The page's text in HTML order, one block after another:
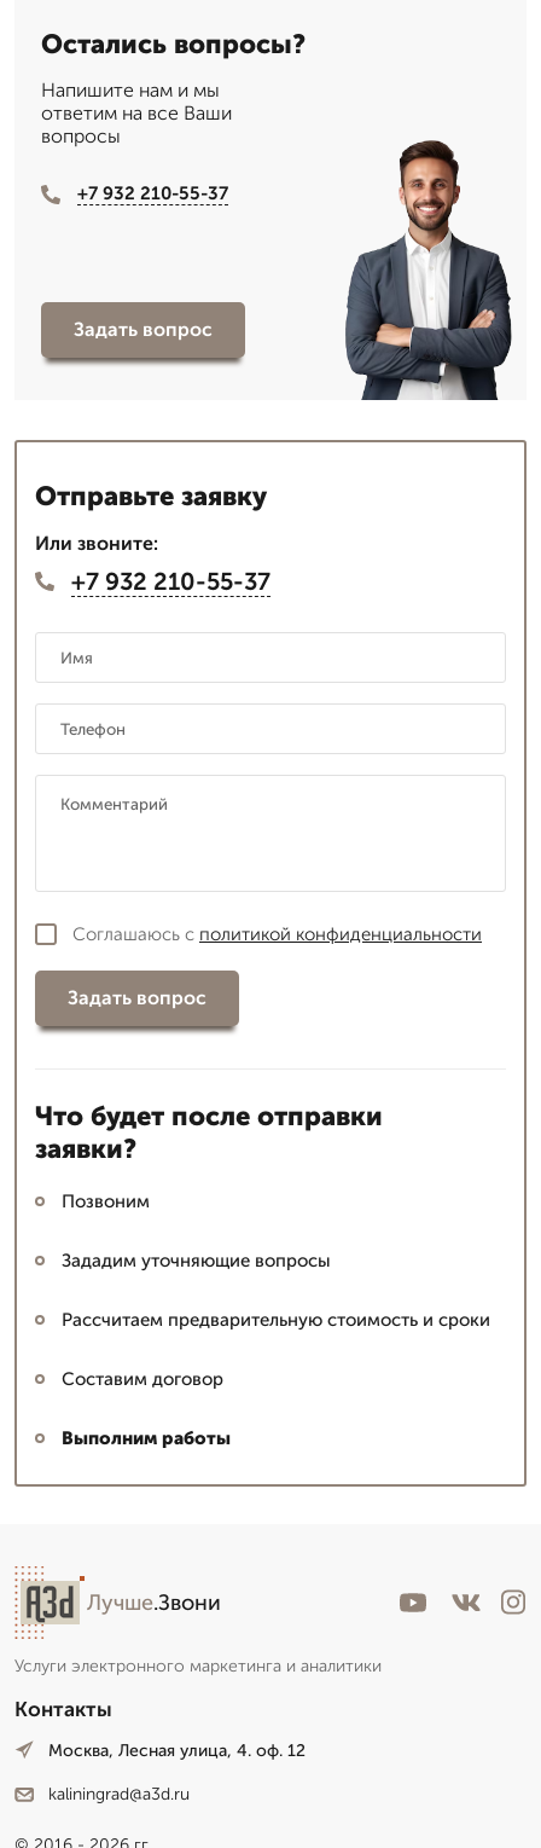
Остались вопросы?
Напишите нам и мы
ответим на все Ваши
вопросы
+7 932 210-55-37
Задать вопрос
Отправьте заявку
Или звоните:
+7 932 210-55-37
Соглашаюсь с политикой конфиденциальности
Задать вопрос
Что будет после отправки
заявки?
Позвоним
Зададим уточняющие вопросы
Рассчитаем предварительную стоимость и сроки
Составим договор
Выполним работы
Лучше.Звони
Услуги электронного маркетинга и аналитики
Контакты
Москва, Лесная улица, 4. оф. 12
kaliningrad@a3d.ru